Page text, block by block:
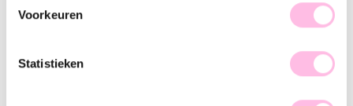
Voorkeuren
Statistieken